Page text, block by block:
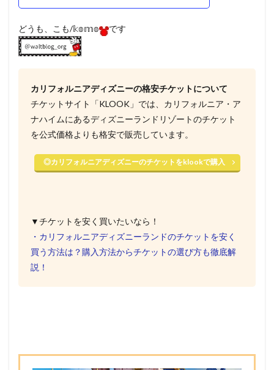
どうも、こも/𝕜𝕠𝕞𝕠 です
カリフォルニアディズニーの格安チケットについて
チケットサイト「KLOOK」では、カリフォルニア・ア
ナハイムにあるディズニーランドリゾートのチケット
を公式価格よりも格安で販売しています。
◎カリフォルニアディズニーのチケットをklookで購入
▼チケットを安く買いたいなら！
・カリフォルニアディズニーランドのチケットを安く
買う方法は？購入方法からチケットの選び方も徹底解
説！